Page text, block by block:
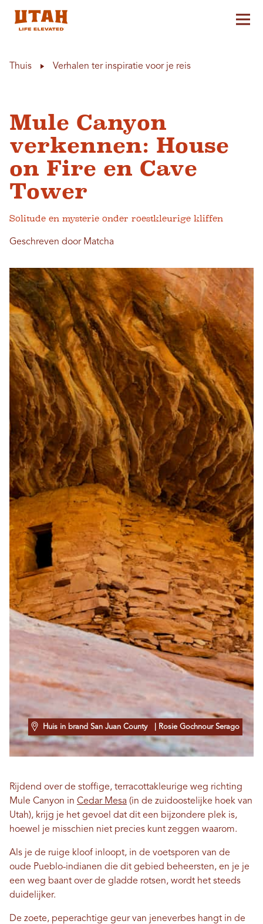
Thuis Verhalen ter inspiratie voor je reis
Mule Canyon
verkennen: House
on Fire en Cave
Tower
Solitude en mysterie onder roestkleurige kliffen
Geschreven door Matcha
Huis in brand San Juan County | Rosie Gochnour Serago
Rijdend over de stoffige, terracottakleurige weg richting
Mule Canyon in Cedar Mesa (in de zuidoostelijke hoek van
Utah), krijg je het gevoel dat dit een bijzondere plek is,
hoewel je misschien niet precies kunt zeggen waarom.
Als je de ruige kloof inloopt, in de voetsporen van de
oude Pueblo-indianen die dit gebied beheersten, en je je
een weg baant over de gladde rotsen, wordt het steeds
duidelijker.
De zoete, peperachtige geur van jeneverbes hangt in de